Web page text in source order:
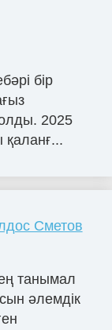
бір
2025
Сметов
танымал
әлемдік